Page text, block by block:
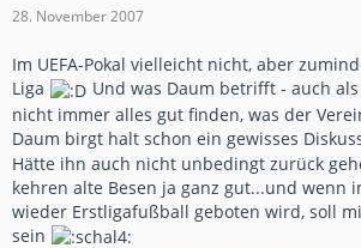
28. November 2007
Im UEFA-Pokal vielleicht nicht, aber
Liga
Und was Daum betrifft - auch
nicht immer alles gut finden, was der
Daum birgt halt schon ein gewisses
Hätte ihn auch nicht unbedingt zurück
kehren alte Besen ja ganz gut...und wenn
wieder Erstligafußball geboten wird, soll
sein